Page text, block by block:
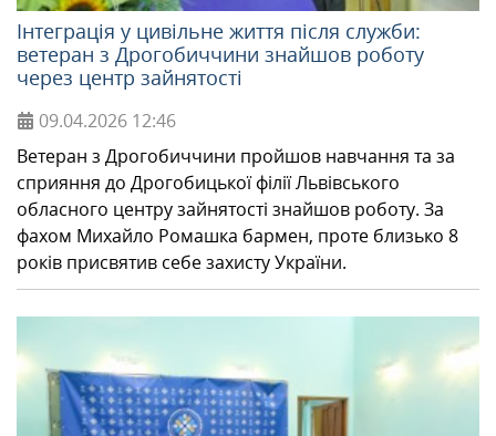
Інтеграція у цивільне життя після служби:
ветеран з Дрогобиччини знайшов роботу
через центр зайнятості
09.04.2026 12:46
Ветеран з Дрогобиччини пройшов навчання та за
сприяння до Дрогобицької філії Львівського
обласного центру зайнятості знайшов роботу. За
фахом Михайло Ромашка бармен, проте близько 8
років присвятив себе захисту України.